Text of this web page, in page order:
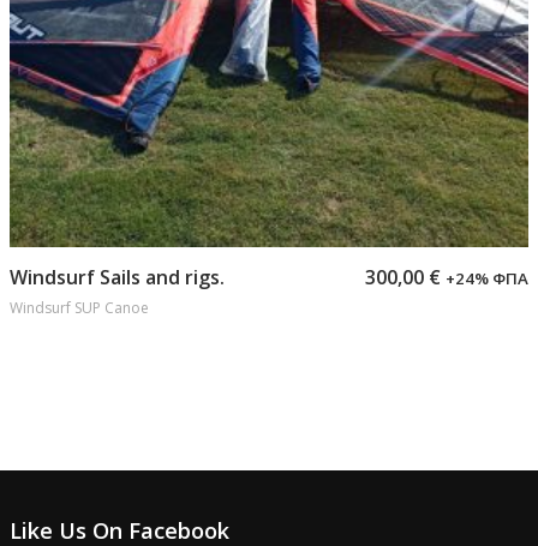
Προσθήκη στο καλάθι
Windsurf Sails and rigs.
Windsurf SUP Canoe
300,00 € +24% ΦΠΑ
Like Us On Facebook